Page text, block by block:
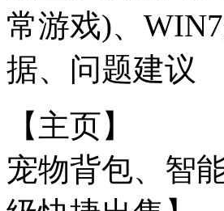
常游戏)、
据、问题建议
【主页】
宠物背包、智